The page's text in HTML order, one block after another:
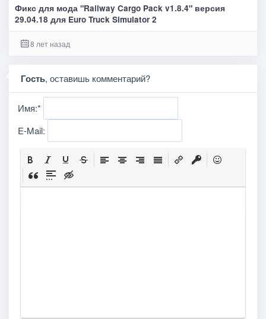
Фикс для мода "Railway Cargo Pack v1.8.4" версия
29.04.18 для Euro Truck Simulator 2
8 лет назад
Гость, оставишь комментарий?
Имя:*
E-Mail: